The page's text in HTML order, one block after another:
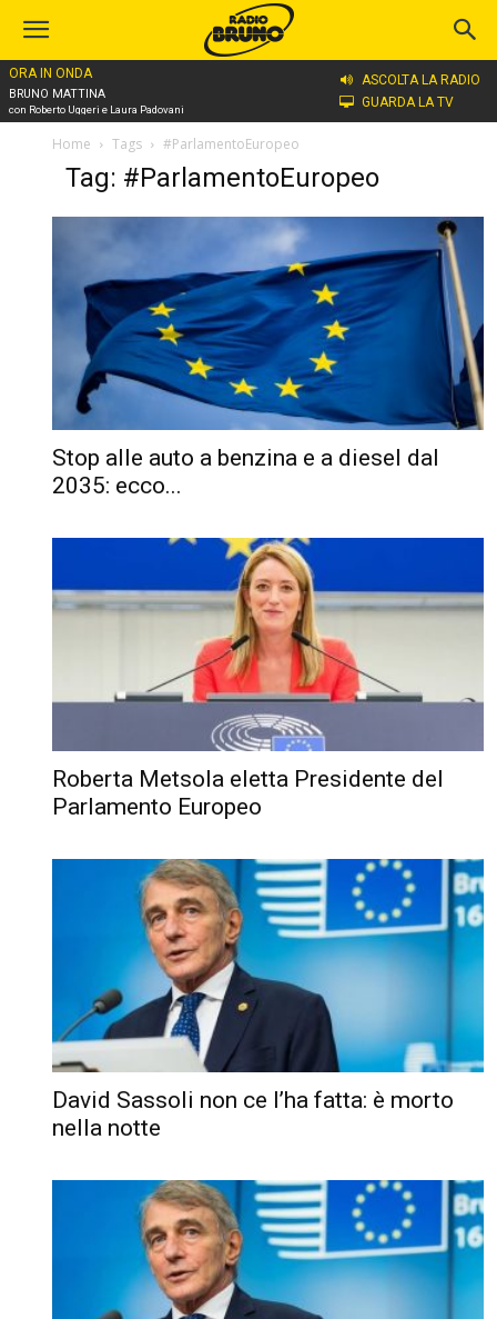
ORA IN ONDA
BRUNO MATTINA
con Roberto Uggeri e Laura Padovani
ASCOLTA LA RADIO
GUARDA LA TV
Home Tags #ParlamentoEuropeo
Tag: #ParlamentoEuropeo
Stop alle auto a benzina e a diesel dal
2035: ecco...
Roberta Metsola eletta Presidente del
Parlamento Europeo
David Sassoli non ce l’ha fatta: è morto
nella notte